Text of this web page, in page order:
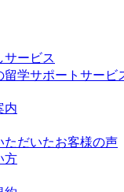
サービス
留学サポートサービ
内
ただいたお客様の声
方